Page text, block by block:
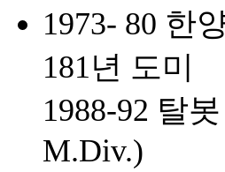
1973- 80 한
181년 도미
1988-92 탈
M.Div.)